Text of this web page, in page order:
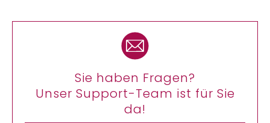
Sie haben Fragen?
Unser Support-Team ist für Sie
da!